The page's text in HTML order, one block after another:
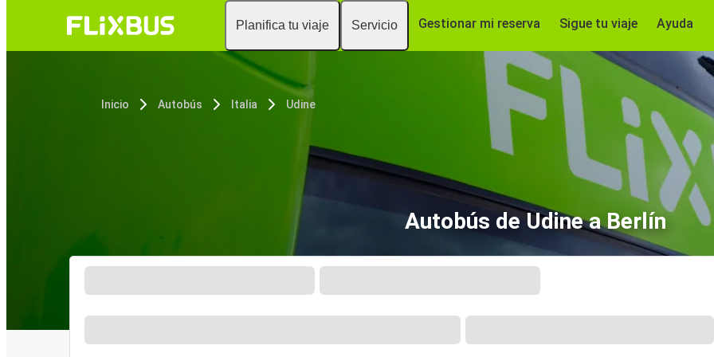
Planifica tu viaje Servicio Gestionar mi reserva Sigue tu viaje Ayuda
Inicio Autobús Italia Udine
Autobús de Udine a Berlín